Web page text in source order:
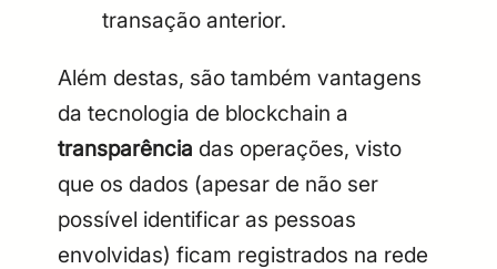
transação anterior.
Além destas, são também vantagens
da tecnologia de blockchain a
transparência das operações, visto
que os dados (apesar de não ser
possível identificar as pessoas
envolvidas) ficam registrados na rede